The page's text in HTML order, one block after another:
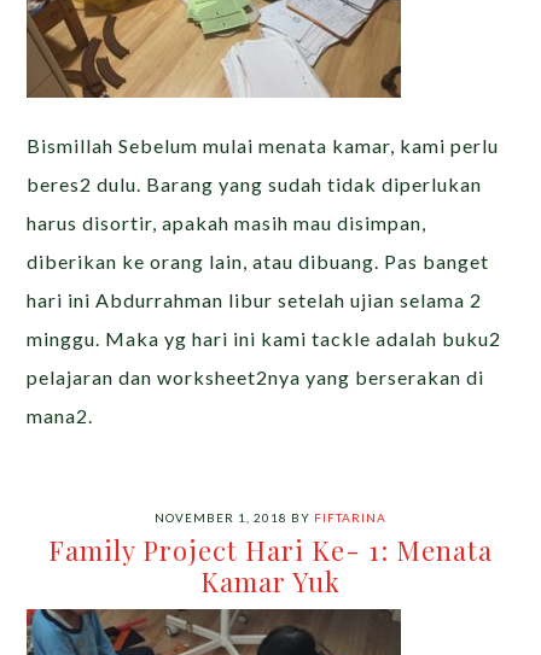
Bismillah Sebelum mulai menata kamar, kami perlu
beres2 dulu. Barang yang sudah tidak diperlukan
harus disortir, apakah masih mau disimpan,
diberikan ke orang lain, atau dibuang. Pas banget
hari ini Abdurrahman libur setelah ujian selama 2
minggu. Maka yg hari ini kami tackle adalah buku2
pelajaran dan worksheet2nya yang berserakan di
mana2.
NOVEMBER 1, 2018 BY FIFTARINA
Family Project Hari Ke- 1: Menata
Kamar Yuk